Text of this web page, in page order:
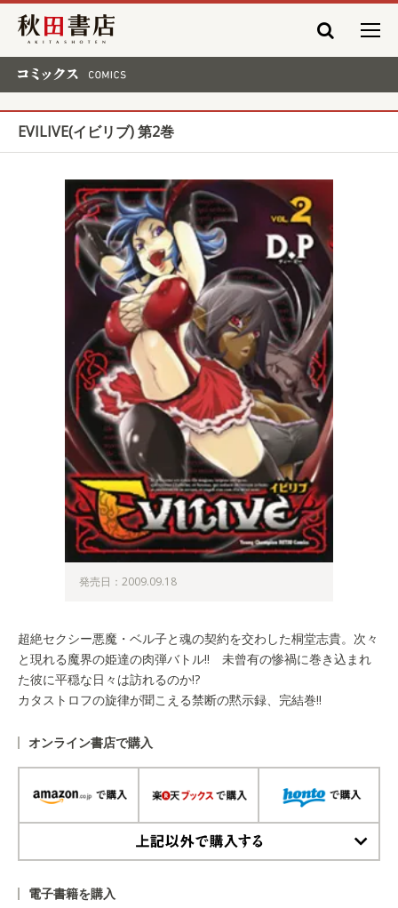
秋田書店
EVILIVE(イビリブ) 第2巻
発売日：2009.09.18
超絶セクシー悪魔・ベル子と魂の契約を交わした桐堂志貴。次々
と現れる魔界の姫達の肉弾バトル!! 未曾有の惨禍に巻き込まれ
た彼に平穏な日々は訪れるのか!?
カタストロフの旋律が聞こえる禁断の黙示録、完結巻!!
オンライン書店で購入
電子書籍を購入